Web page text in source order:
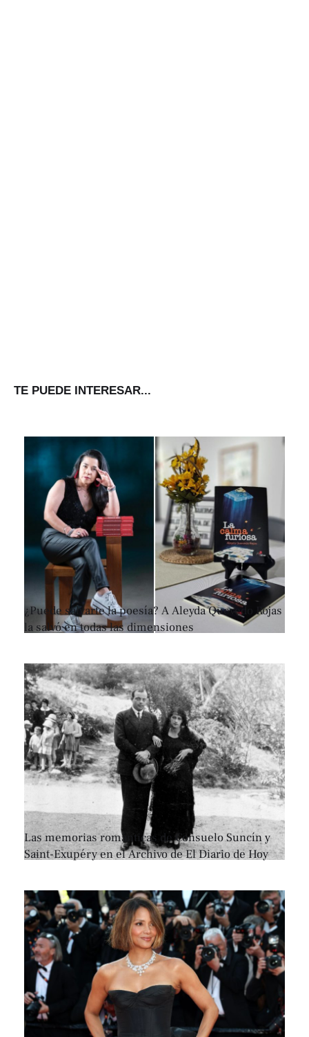
TE PUEDE INTERESAR...
¿Puede salvarte la poesía? A Aleyda Quevedo Rojas
la salvó en todas las dimensiones
Las memorias románticas de Consuelo Suncín y
Saint-Exupéry en el Archivo de El Diario de Hoy